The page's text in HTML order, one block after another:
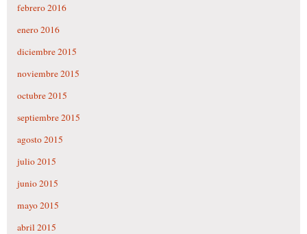
febrero 2016
enero 2016
diciembre 2015
noviembre 2015
octubre 2015
septiembre 2015
agosto 2015
julio 2015
junio 2015
mayo 2015
abril 2015